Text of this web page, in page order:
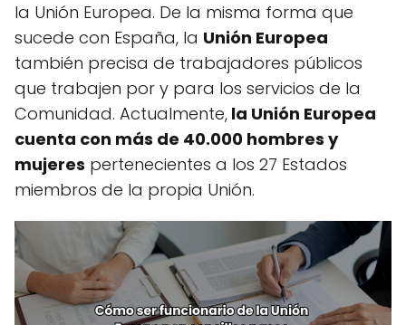
la Unión Europea. De la misma forma que
sucede con España, la Unión Europea
también precisa de trabajadores públicos
que trabajen por y para los servicios de la
Comunidad. Actualmente, la Unión Europea
cuenta con más de 40.000 hombres y
mujeres pertenecientes a los 27 Estados
miembros de la propia Unión.